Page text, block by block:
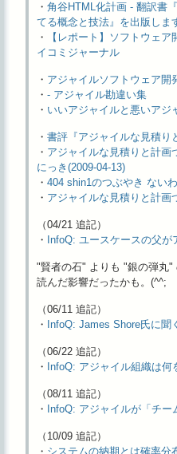
・ 角谷HTML化計画 - 翻訳書
てる概念と技法』を出版しま
・
【レポート】ソフトウェ
イコミジャーナル
・ アジャイルソフトウェア開
・ - アジャイル勘違い集
・ いいアジャイルと悪いアジ
・ 書評『アジャイルな見積り
・ アジャイルな見積りと計
にっき(2009-04-13)
・ 404 shin1のつぶやき ない
・ アジャイルな見積りと計画
（04/21 追記）
・ InfoQ: ユースケースの父
"賢者の石" よりも "銀の弾丸"
読んだ影響だったかも。(^^;
（06/11 追記）
・ InfoQ: James Shore氏に聞
（06/22 追記）
・ InfoQ: アジャイル組織は何
（08/11 追記）
・ InfoQ: アジャイルが「チ
（10/09 追記）
・ システムの納期とは確率分